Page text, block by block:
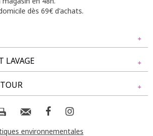
dès 69€ d'achats.
avec pendentif en forme de feuille.
motif de nervures, orné de strass
grâce à une chaîne de rallonge.
LAVAGE
ALLIAGE ZINC, 44% LAITON, 5%
:
LIVRAISON
environnementales